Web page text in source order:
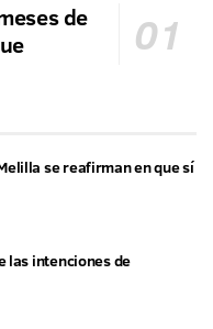
de
se reafirman en que sí
las intenciones de